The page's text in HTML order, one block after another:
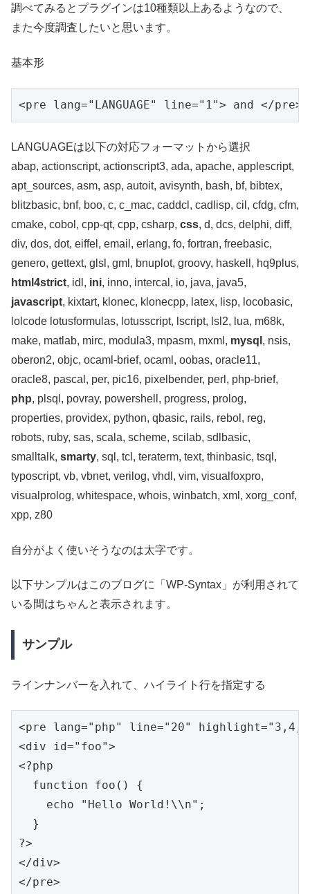
調べてみるとプラグインは10種類以上あるようなので、
また今度調査したいと思います。
基本形
LANGUAGEは以下の対応フォーマットから選択
abap, actionscript, actionscript3, ada, apache, applescript,
apt_sources, asm, asp, autoit, avisynth, bash, bf, bibtex,
blitzbasic, bnf, boo, c, c_mac, caddcl, cadlisp, cil, cfdg, cfm,
cmake, cobol, cpp-qt, cpp, csharp, css, d, dcs, delphi, diff,
div, dos, dot, eiffel, email, erlang, fo, fortran, freebasic,
genero, gettext, glsl, gml, bnuplot, groovy, haskell, hq9plus,
html4strict, idl, ini, inno, intercal, io, java, java5,
javascript, kixtart, klonec, klonecpp, latex, lisp, locobasic,
lolcode lotusformulas, lotusscript, lscript, lsl2, lua, m68k,
make, matlab, mirc, modula3, mpasm, mxml, mysql , nsis,
oberon2, objc, ocaml-brief, ocaml, oobas, oracle11,
oracle8, pascal, per, pic16, pixelbender, perl, php-brief,
php, plsql, povray, powershell, progress, prolog,
properties, providex, python, qbasic, rails, rebol, reg,
robots, ruby, sas, scala, scheme, scilab, sdlbasic,
smalltalk, smarty, sql, tcl, teraterm, text, thinbasic, tsql,
typoscript, vb, vbnet, verilog, vhdl, vim, visualfoxpro,
visualprolog, whitespace, whois, winbatch, xml, xorg_conf,
xpp, z80
自分がよく使いそうなのは太字です。
以下サンプルはこのブログに「WP-Syntax」が利用されて
いる間はちゃんと表示されます。
サンプル
ラインナンバーを入れて、ハイライト行を指定する
<pre lang="php" line="20"
<div id="foo">
<?php
  function foo() {
    echo "Hello World!\\n";
  }
?>
</div>